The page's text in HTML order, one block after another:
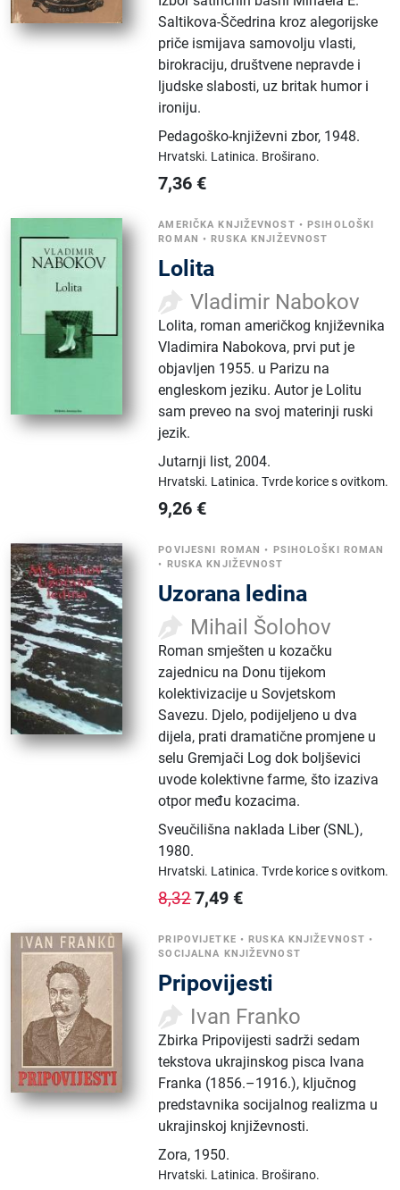
Saltikova-Ščedrina kroz alegorijske
priče ismijava samovolju vlasti,
birokraciju, društvene nepravde i
ljudske slabosti, uz britak humor i
ironiju.
Pedagoško-književni zbor, 1948.
Hrvatski. Latinica. Broširano.
7,36 €
AMERIČKA KNJIŽEVNOST • PSIHOLOŠKI
ROMAN • RUSKA KNJIŽEVNOST
Lolita
Vladimir Nabokov
Lolita, roman američkog književnika
Vladimira Nabokova, prvi put je
objavljen 1955. u Parizu na
engleskom jeziku. Autor je Lolitu
sam preveo na svoj materinji ruski
jezik.
Jutarnji list,2004.
Hrvatski. Latinica.Tvrde korice s ovitkom.
9,26 €
POVIJESNI ROMAN •
PSIHOLOŠKI ROMAN
•
RUSKA KNJIŽEVNOST
Uzorana ledina
Mihail Šolohov
Roman smješten u kozačku
zajednicu na Donu tijekom
kolektivizacije u Sovjetskom
Savezu. Djelo, podijeljeno u dva
dijela, prati dramatične promjene u
selu Gremjači Log dok boljševici
uvode kolektivne farme, što izaziva
otpor među kozacima.
Sveučilišna naklada Liber (SNL),
1980.
Hrvatski. Latinica.Tvrde korice s ovitkom.
8,327,49 €
PRIPOVIJETKE • RUSKA KNJIŽEVNOST •
SOCIJALNA KNJIŽEVNOST
Pripovijesti
Ivan Franko
Zbirka Pripovijesti sadrži sedam
tekstova ukrajinskog pisca Ivana
Franka (1856.–1916.), ključnog
predstavnika socijalnog realizma u
ukrajinskoj književnosti.
Zora, 1950.
Hrvatski. Latinica. Broširano.